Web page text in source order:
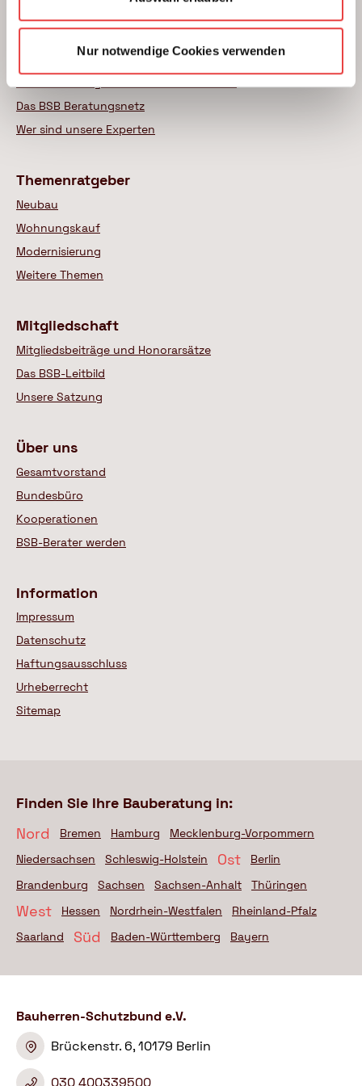
Nur notwendige Cookies verwenden
Unterstützung beim Hausbau
Kauf einer Eigentumswohnung
Das BSB Beratungsnetz
Wer sind unsere Experten
Themenratgeber
Neubau
Wohnungskauf
Modernisierung
Weitere Themen
Mitgliedschaft
Mitgliedsbeiträge und Honorarsätze
Das BSB-Leitbild
Unsere Satzung
Über uns
Gesamtvorstand
Bundesbüro
Kooperationen
BSB-Berater werden
Information
Impressum
Datenschutz
Haftungsausschluss
Urheberrecht
Sitemap
Finden Sie Ihre Bauberatung in:
Nord
Bremen Hamburg
Mecklenburg-Vorpommern
Niedersachsen
Schleswig-Holstein Ost
Berlin
Brandenburg
Sachsen Sachsen-Anhalt Thüringen
West Hessen Nordrhein-Westfalen
Rheinland-Pfalz
Saarland
Süd Baden-Württemberg Bayern
Bauherren-Schutzbund e.V.
Brückenstr. 6, 10179 Berlin
030 400339500